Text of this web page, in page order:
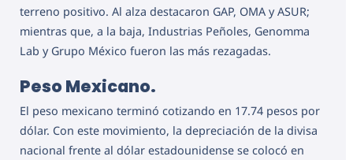
terreno positivo. Al alza destacaron GAP, OMA y ASUR;
mientras que, a la baja, Industrias Peñoles, Genomma
Lab y Grupo México fueron las más rezagadas.
Peso Mexicano.
El peso mexicano terminó cotizando en 17.74 pesos por
dólar. Con este movimiento, la depreciación de la divisa
nacional frente al dólar estadounidense se colocó en